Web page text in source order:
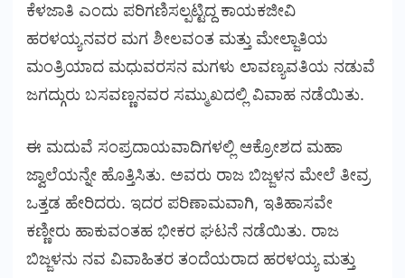
ಕೆಳಜಾತಿ ಎಂದು ಪರಿಗಣಿಸಲ್ಪಟ್ಟಿದ್ದ ಕಾಯಕಜೀವಿ
ಹರಳಯ್ಯನವರ ಮಗ ಶೀಲವಂತ ಮತ್ತು ಮೇಲ್ಜಾತಿಯ
ಮಂತ್ರಿಯಾದ ಮಧುವರಸನ ಮಗಳು ಲಾವಣ್ಯವತಿಯ ನಡುವೆ
ಜಗದ್ಗುರು ಬಸವಣ್ಣನವರ ಸಮ್ಮುಖದಲ್ಲಿ ವಿವಾಹ ನಡೆಯಿತು.
ಈ ಮದುವೆ ಸಂಪ್ರದಾಯವಾದಿಗಳಲ್ಲಿ ಆಕ್ರೋಶದ ಮಹಾ
ಜ್ವಾಲೆಯನ್ನೇ ಹೊತ್ತಿಸಿತು. ಅವರು ರಾಜ ಬಿಜ್ಜಳನ ಮೇಲೆ ತೀವ್ರ
ಒತ್ತಡ ಹೇರಿದರು. ಇದರ ಪರಿಣಾಮವಾಗಿ, ಇತಿಹಾಸವೇ
ಕಣ್ಣೀರು ಹಾಕುವಂತಹ ಭೀಕರ ಘಟನೆ ನಡೆಯಿತು. ರಾಜ
ಬಿಜ್ಜಳನು ನವ ವಿವಾಹಿತರ ತಂದೆಯರಾದ ಹರಳಯ್ಯ ಮತ್ತು